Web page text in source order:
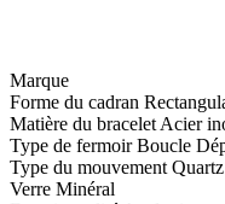
Marque
Forme du cadran
Matière du bracelet Acier
Type de fermoir Boucle
Type du mouvement Quartz
Verre Minéral